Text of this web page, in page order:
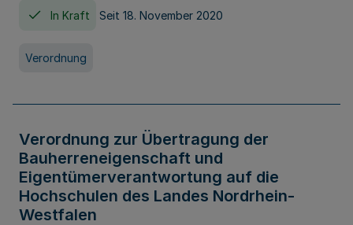
In Kraft Seit 18. November 2020
Verordnung
Verordnung zur Übertragung der
Bauherreneigenschaft und
Eigentümerverantwortung auf die
Hochschulen des Landes Nordrhein-
Westfalen